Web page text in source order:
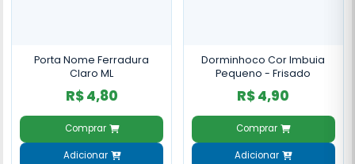
Porta Nome Ferradura
Claro ML
R$ 4,80
Comprar
Adicionar
Dorminhoco Cor Imbuia
Pequeno - Frisado
R$ 4,90
Comprar
Adicionar